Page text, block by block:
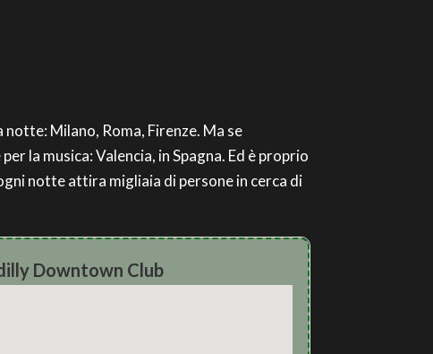
Milano, Roma, Firenze. Ma se
la musica: Valencia, in Spagna. Ed è proprio
notte attira migliaia di persone in cerca di
Downtown Club